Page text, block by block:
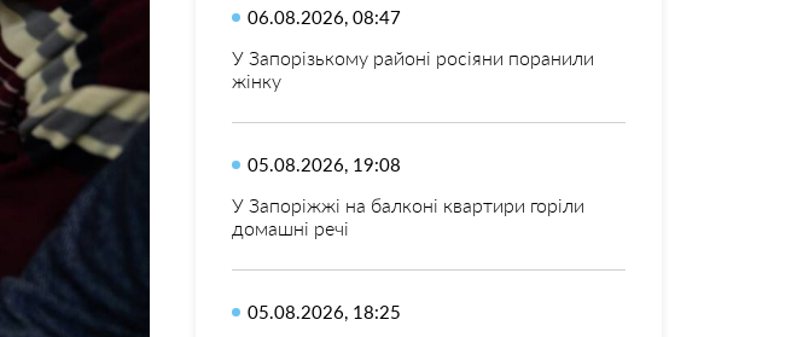
06.08.2026, 08:47
У Запорізькому районі росіяни поранили
жінку
05.08.2026, 19:08
У Запоріжжі на балконі квартири горіли
домашні речі
05.08.2026, 18:25